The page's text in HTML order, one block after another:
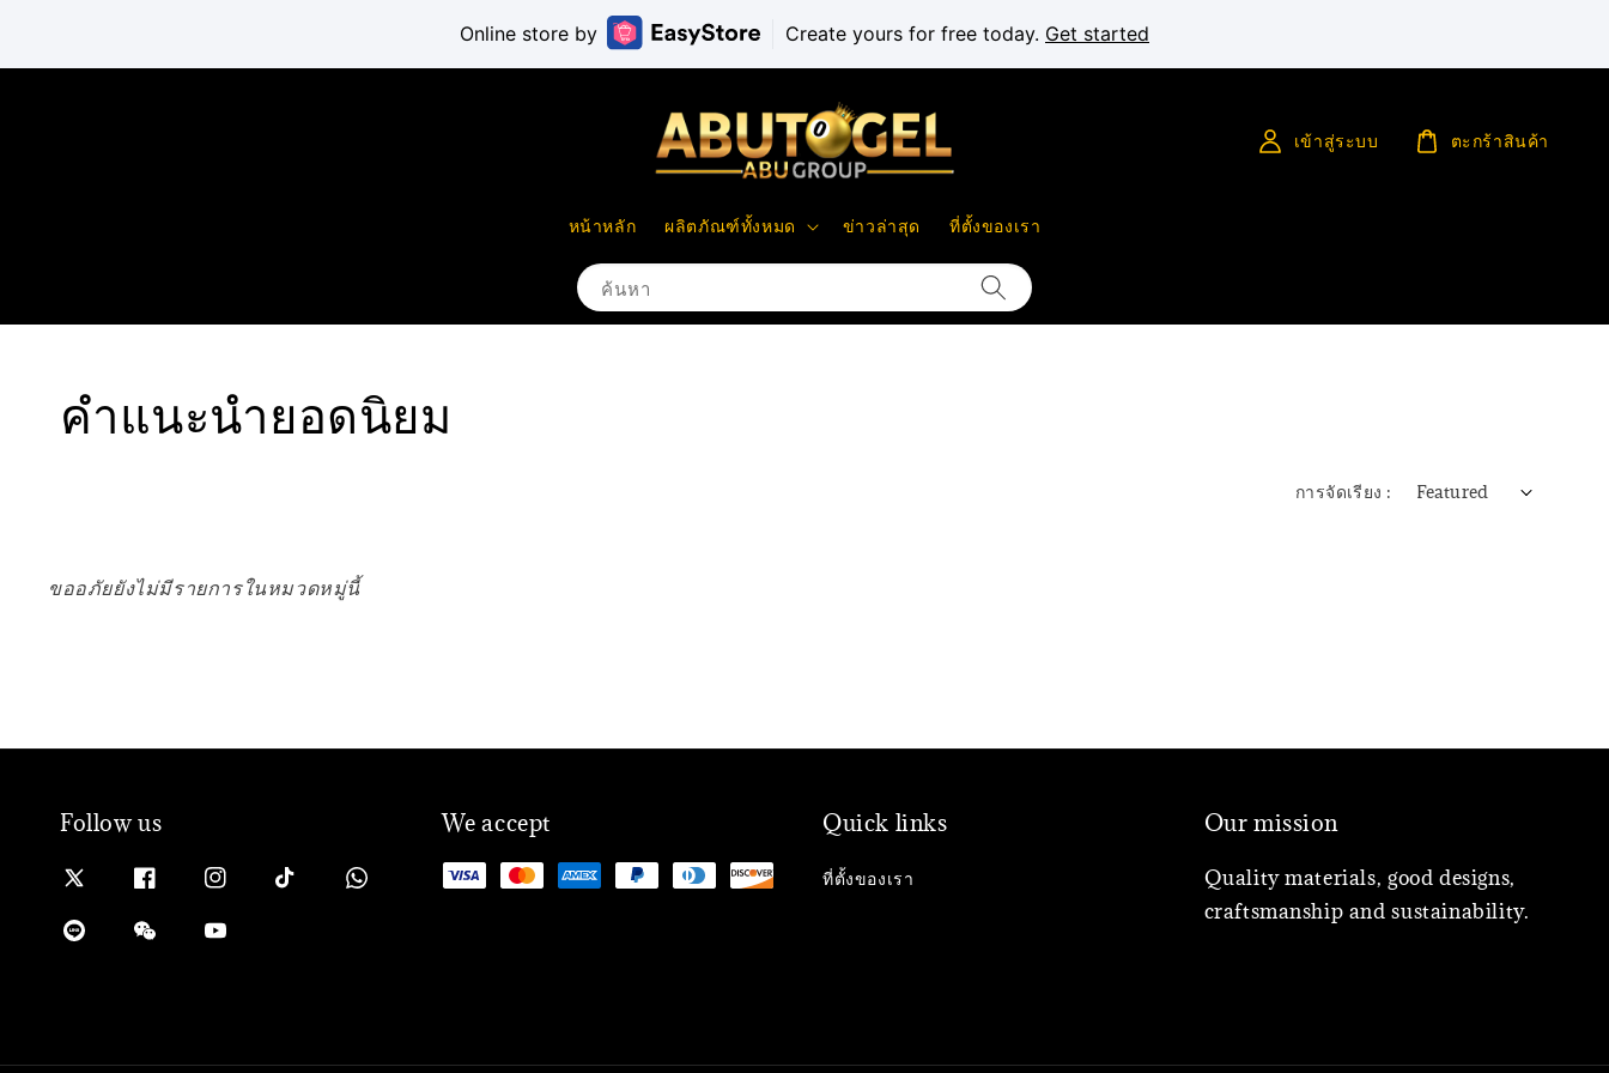
Online store by Create yours for free today. Get started
ค้นหา
หน้าหลัก ผลิตภัณฑ์ทั้งหมด ข่าวล่าสุด ที่ตั้งของเรา
เข้าสู่ระบบ ตะกร้าสินค้า
คำแนะนำยอดนิยม
การจัดเรียง :
ขออภัยยังไม่มีรายการในหมวดหมู่นี้
Follow us We accept Quick links
ที่ตั้งของเรา
Our mission
Quality materials, good designs,
craftsmanship and sustainability.